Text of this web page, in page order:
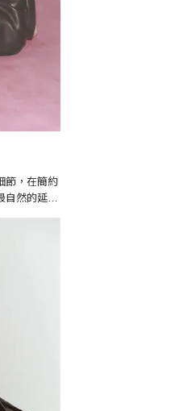
節，在簡約
自然的延